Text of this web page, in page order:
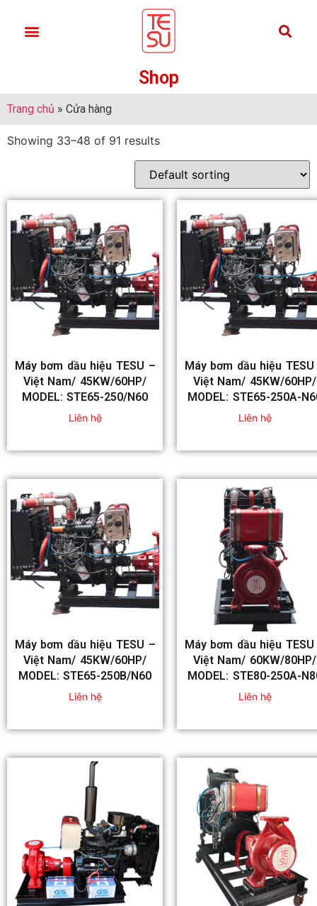
Shop
Trang chủ » Cửa hàng
Showing 33–48 of 91 results
Máy bơm dầu hiệu TESU –
Việt Nam/ 45KW/60HP/
MODEL: STE65-250/N60
Liên hệ
Máy bơm dầu hiệu
Việt Nam/ 45KW/60HP/
MODEL: STE65-250A-
Liên hệ
Máy bơm dầu hiệu TESU –
Việt Nam/ 45KW/60HP/
MODEL: STE65-250B/N60
Liên hệ
Máy bơm dầu hiệu
Việt Nam/ 60KW/80HP/
MODEL: STE80-250A-
Liên hệ